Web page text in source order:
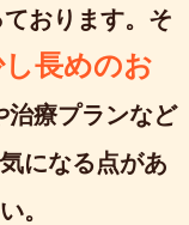
おります。そ
し長めのお
治療プランなど
になる点があ
。